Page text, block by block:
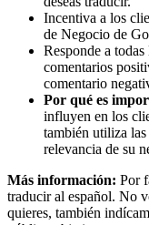
Incentiva a los
de Negocio de
Responde a todas
comentarios
comentario
Por qué es
influyen en los
también utiliza
relevancia de su
Más información: Por
traducir al español. No
quieres, también